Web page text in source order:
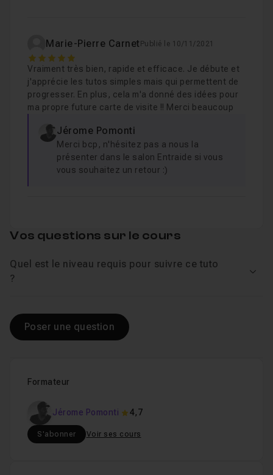
Marie-Pierre Carnet Publié le 10/11/2021
5
Vraiment très bien, rapide et efficace. Je débute et
j'apprécie les tutos simples mais qui permettent de
progresser. En plus, cela m'a donné des idées pour
ma propre future carte de visite !! Merci beaucoup
Jérome Pomonti
Merci bcp, n'hésitez pas a nous la
présenter dans le salon Entraide si vous
vous souhaitez un retour :)
Formateur
Jérome Pomonti 4,7
S'abonner Voir ses cours
Vos questions sur le cours
Quel est le niveau requis pour suivre ce tuto
?
Poser une question